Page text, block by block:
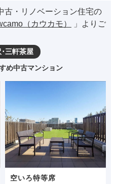
古・リノベーション住宅の
（カウカモ）
」よりご
三軒茶屋
め中古マンション
空いろ特等席